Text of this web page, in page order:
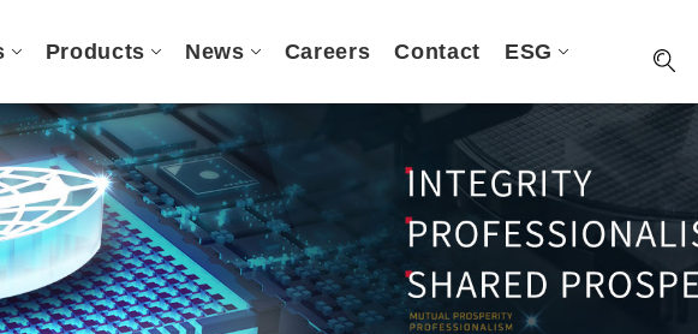
Products News Careers Contact ESG